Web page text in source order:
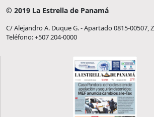
© 2019 La Estrella de Panamá
C/ Alejandro A. Duque G. - Apartado 0815-00507,
Teléfono: +507 204-0000